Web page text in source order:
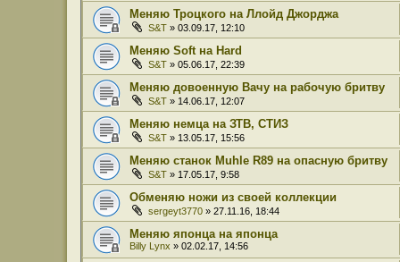
Меняю Троцкого на Ллойд Джорджа
S&T » 03.09.17, 12:10
Меняю Soft на Hard
S&T » 05.06.17, 22:39
Меняю довоенную Вачу на рабочую бритву
S&T » 14.06.17, 12:07
Меняю немца на ЗТВ, СТИЗ
S&T » 13.05.17, 15:56
Меняю станок Muhle R89 на опасную бритву
S&T » 17.05.17, 9:58
Обменяю ножи из своей коллекции
sergeyt3770 » 27.11.16, 18:44
Меняю японца на японца
Billy Lynx » 02.02.17, 14:56